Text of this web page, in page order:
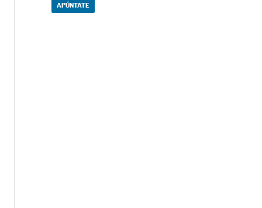
APÚNTATE